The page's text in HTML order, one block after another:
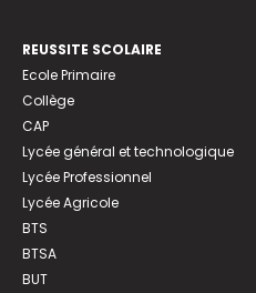
REUSSITE SCOLAIRE
Ecole Primaire
Collège
CAP
Lycée général et technologique
Lycée Professionnel
Lycée Agricole
BTS
BTSA
BUT